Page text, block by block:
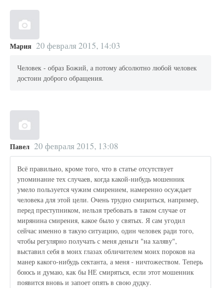
Мария 20 февраля 2015, 14:03
Человек - образ Божий, а потому абсолютно любой человек
достоин доброго обращения.
Павел 20 февраля 2015, 13:08
Всё правильно, кроме того, что в статье отсутствует
упоминание тех случаев, когда какой-нибудь мошенник
умело пользуется чужим смирением, намеренно осуждает
человека для этой цели. Очень трудно смириться, например,
перед преступником, нельзя требовать в таком случае от
мирянина смирения, какое было у святых. Я сам угодил
сейчас именно в такую ситуацию, один человек ради того,
чтобы регулярно получать с меня деньги "на халяву",
выставил себя в моих глазах обличителем моих пороков на
манер какого-нибудь сектанта, а меня - ничтожеством. Теперь
боюсь и думаю, как бы НЕ смиряться, если этот мошенник
появится вновь и запоет опять в свою дудку.